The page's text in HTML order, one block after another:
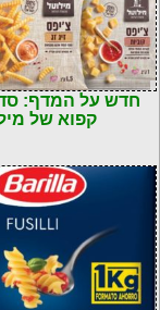
חדש על המדף:
קפוא של